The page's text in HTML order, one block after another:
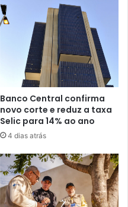
Banco Central confirma
novo corte e reduz a taxa
Selic para 14% ao ano
4 dias atrás